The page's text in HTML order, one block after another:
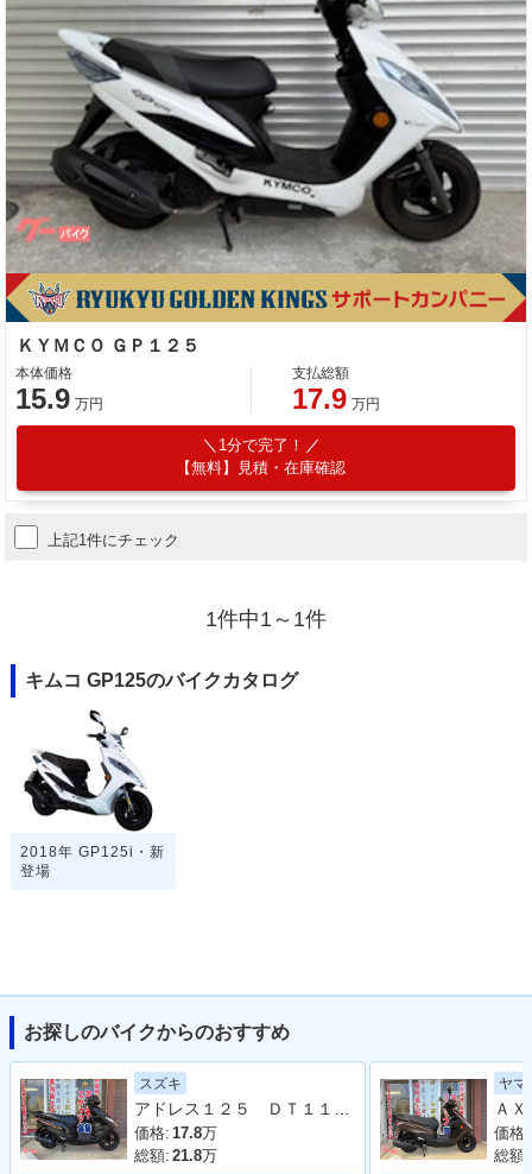
ＫＹＭＣＯ ＧＰ１２５
本体価格
15.9 万円
支払総額
17.9 万円
1分で完了！
【無料】見積・在庫確認
上記1件にチェック
1件中1～1件
キムコ GP125のバイクカタログ
2018年 GP125i・新
登場
お探しのバイクからのおすすめ
スズキ
価格: 17.8万
総額: 21.8万
ヤマ
価格:
総額: